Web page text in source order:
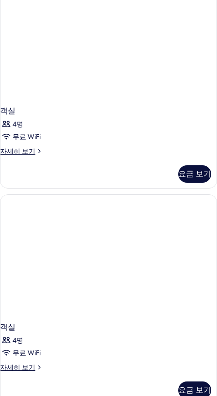
객실
4명
무료 WiFi
자세히 보기
객
히
보
기
요금 보기
객실
4명
무료 WiFi
자세히 보기
객
요금 보기